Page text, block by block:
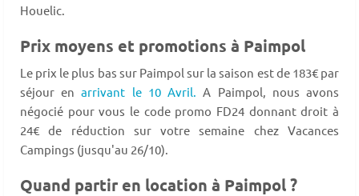
Houelic.
Prix moyens et promotions à Paimpol
Le prix le plus bas sur Paimpol sur la saison est de 183€ par
séjour enarrivant le 10 Avril.
A Paimpol, nous avons
négocié pour vous le code promo FD24 donnant droit à
24€ de réduction sur votre semaine chez Vacances
Campings (jusqu'au 26/10).
Quand partir en location à Paimpol ?